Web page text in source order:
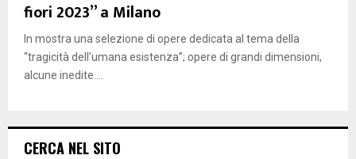
fiori 2023” a Milano
In mostra una selezione di opere dedicata al tema della
“tragicità dell’umana esistenza”; opere di grandi dimensioni,
alcune inedite....
CERCA NEL SITO